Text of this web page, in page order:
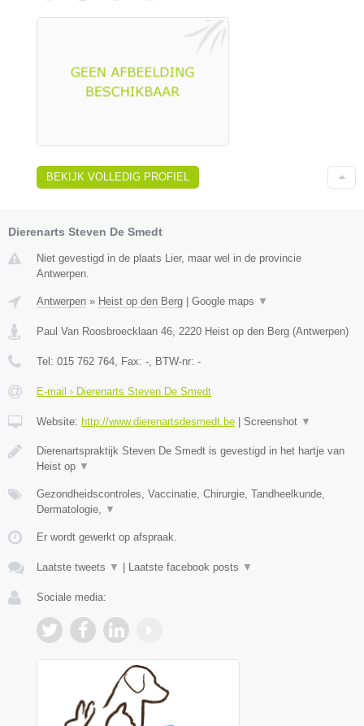
BEKIJK VOLLEDIG PROFIEL
Dierenarts Steven De Smedt
Niet gevestigd in de plaats Lier, maar wel in de provincie
Antwerpen.
Antwerpen » Heist op den Berg | Google maps ▼
Paul Van Roosbroecklaan 46 2220 Heist op den Berg (Antwerpen)
Tel: 015 762 764 , Fax: - , BTW-nr: -
E-mail › Dierenarts Steven De Smedt
Website: http://www.dierenartsdesmedt.be | Screenshot ▼
Dierenartspraktijk Steven De Smedt is gevestigd in het hartje van
Heist op ▼
Gezondheidscontroles, Vaccinatie, Chirurgie, Tandheelkunde,
Dermatologie,
▼
Er wordt gewerkt op afspraak.
Laatste tweets ▼ | Laatste facebook posts ▼
Sociale media: